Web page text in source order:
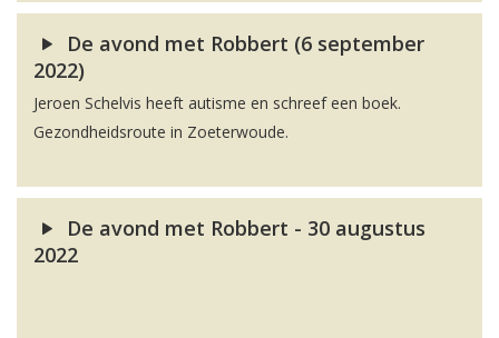
De avond met Robbert (6 september
2022)
Jeroen Schelvis heeft autisme en schreef een boek.
Gezondheidsroute in Zoeterwoude.
De avond met Robbert - 30 augustus
2022